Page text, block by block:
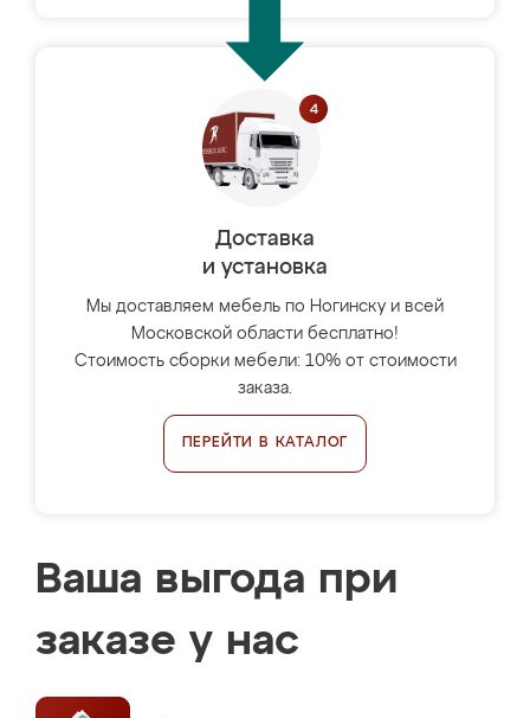
Доставка
и установка
Мы доставляем мебель по Ногинску и всей
Московской области бесплатно!
Стоимость сборки мебели: 10% от стоимости
заказа.
ПЕРЕЙТИ В КАТАЛОГ
Ваша выгода при
заказе у нас